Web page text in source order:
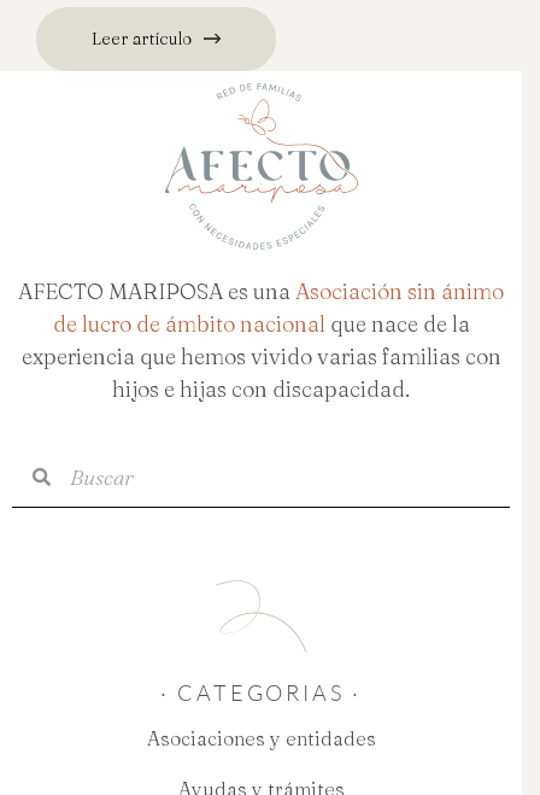
Leer artículo
AFECTO MARIPOSA es una Asociación sin ánimo
de lucro de ámbito nacional que nace de la
experiencia que hemos vivido varias familias con
hijos e hijas con discapacidad.
Buscar
· CATEGORIAS ·
Asociaciones y entidades
Ayudas y trámites